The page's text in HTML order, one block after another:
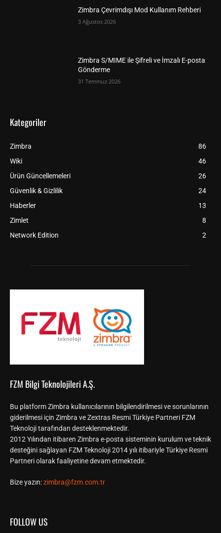
Zimbra Çevrimdışı Mod Kullanım Rehberi
3 Ağustos 2026
Zimbra S/MIME ile Şifreli ve İmzalı E-posta
Gönderme
31 Temmuz 2026
Kategoriler
Zimbra
86
Wiki
46
Ürün Güncellemeleri
26
Güvenlik & Gizlilik
24
Haberler
13
Zimlet
8
Network Edition
2
FZM Bilgi Teknolojileri A.Ş.
Bu platform Zimbra kullanıcılarının bilgilendirilmesi ve sorunlarının
giderilmesi için Zimbra ve Zextras Resmi Türkiye Partneri FZM
Teknoloji tarafından desteklenmektedir.
2012 Yılından itibaren Zimbra e-posta sisteminin kurulum ve teknik
desteğini sağlayan FZM Teknoloji 2014 yılı itibariyle Türkiye Resmi
Partneri olarak faaliyetine devam etmektedir.
Bize yazın:zimbra@fzm.com.tr
FOLLOW US